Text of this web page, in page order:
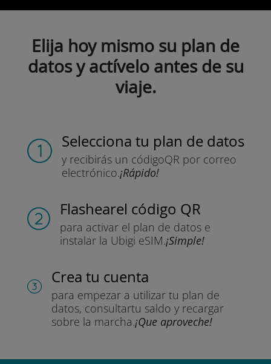
Elija hoy mismo su plan de
datos y actívelo antes de su
viaje.
Selecciona tu plan de datos
y recibirás un códigoQR por correo
electrónico.¡Rápido!
Flashearel código QR
para activar el plan de datos e
instalar la Ubigi eSIM.¡Simple!
Crea tu cuenta
para empezar a utilizar tu plan de
datos, consultartu saldo y recargar
sobre la marcha.¡Que aproveche!